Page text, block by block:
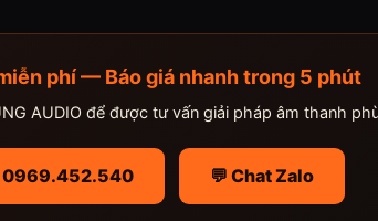
phí — Báo giá nhanh trong 5 phút
AUDIO để được tư vấn giải pháp âm thanh
0969.452.540 💬 Chat Zalo